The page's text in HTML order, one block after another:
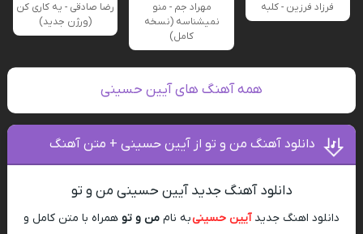
فرزاد فرزین - کلبه
مهراد جم - منو
نمیشناسه (نسخه
کامل)
رضا صادقی - یه کاری کن
(ورژن جدید)
همه آهنگ های آیین حسینی
دانلود آهنگ من و تو از آیین حسینی + متن آهنگ
دانلود آهنگ جدید آیین حسینی من و تو
دانلود اهنگ جدیدآیین حسینیبه نام من و تو همراه با متن کامل و